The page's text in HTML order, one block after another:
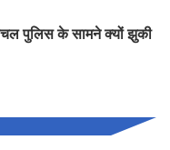
पुलिस के सामने क्यों झुकी